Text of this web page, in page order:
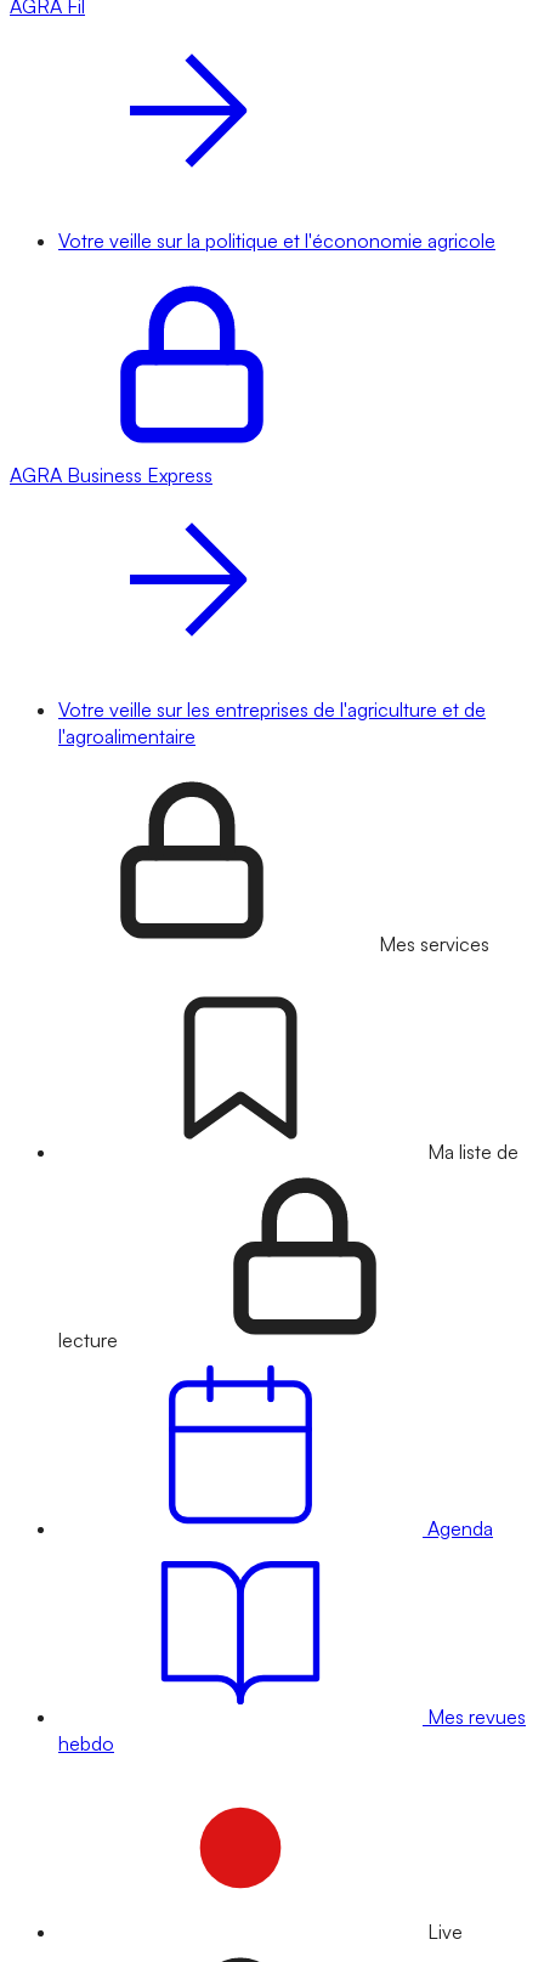
AGRA Fil
Votre veille sur la politique et l'écononomie agricole
AGRA Business Express
Votre veille sur les entreprises de l'agriculture et de
l'agroalimentaire
Mes services
Ma liste de
lecture
Agenda
Mes revues
hebdo
Live